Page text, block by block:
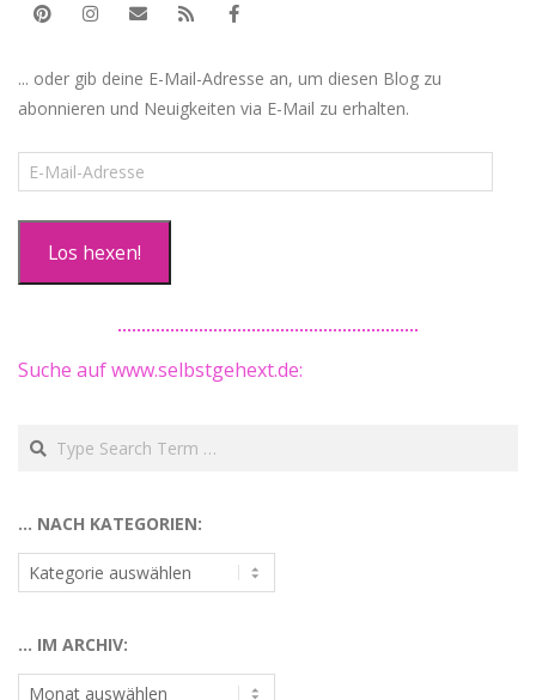
... oder gib deine E-Mail-Adresse an, um diesen Blog zu
abonnieren und Neuigkeiten via E-Mail zu erhalten.
E-
Mail-
Los hexen!
Suche auf www.selbstgehext.de:
Search
… NACH KATEGORIEN:
…
nach
… IM ARCHIV:
…